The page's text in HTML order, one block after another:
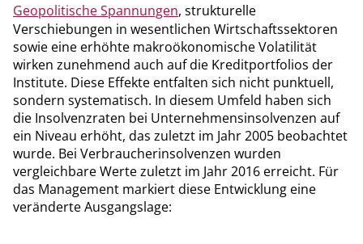
Geopolitische Spannungen, strukturelle
Verschiebungen in wesentlichen Wirtschaftssektoren
sowie eine erhöhte makroökonomische Volatilität
wirken zunehmend auch auf die Kreditportfolios der
Institute. Diese Effekte entfalten sich nicht punktuell,
sondern systematisch. In diesem Umfeld haben sich
die Insolvenzraten bei Unternehmensinsolvenzen auf
ein Niveau erhöht, das zuletzt im Jahr 2005 beobachtet
wurde. Bei Verbraucherinsolvenzen wurden
vergleichbare Werte zuletzt im Jahr 2016 erreicht. Für
das Management markiert diese Entwicklung eine
veränderte Ausgangslage: